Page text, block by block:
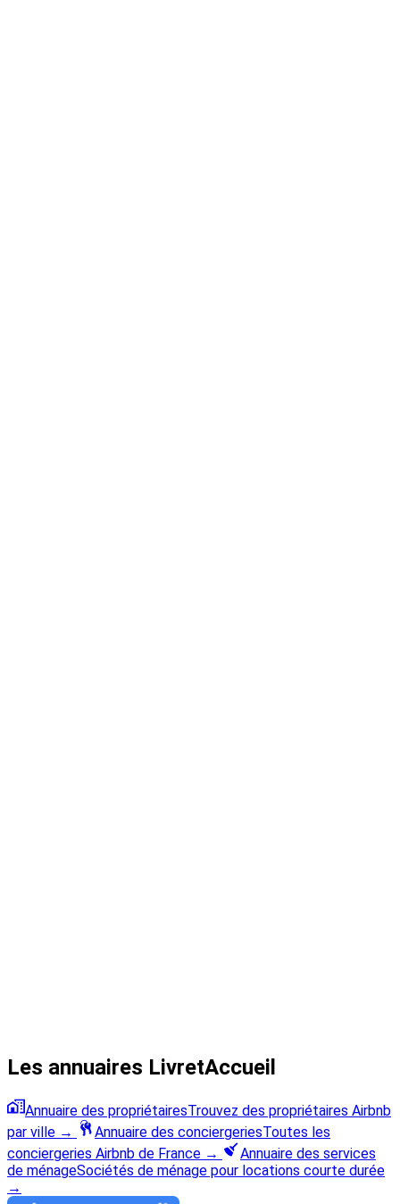
Les annuaires LivretAccueil
Annuaire des propriétairesTrouvez des propriétaires Airbnb
par ville → Annuaire des conciergeriesToutes les
conciergeries Airbnb de France →
Annuaire des services
de ménageSociétés de ménage pour locations courte durée
→